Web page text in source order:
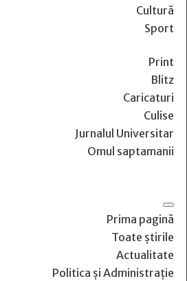
Cultură
Sport
Print
Blitz
Caricaturi
Culise
Jurnalul Universitar
Omul saptamanii
Prima pagină
Toate știrile
Actualitate
Politica și Administrație